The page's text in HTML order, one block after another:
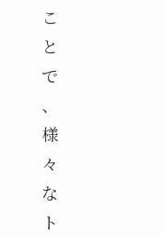
こ
と
で
、
様
々
な
ト